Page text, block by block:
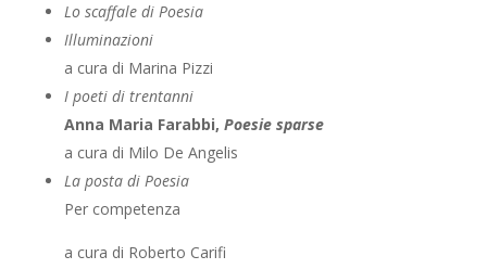
Lo scaffale di Poesia
Illuminazioni
a cura di Marina Pizzi
I poeti di trentanni
Anna Maria Farabbi, Poesie sparse
a cura di Milo De Angelis
La posta di Poesia
Per competenza
a cura di Roberto Carifi